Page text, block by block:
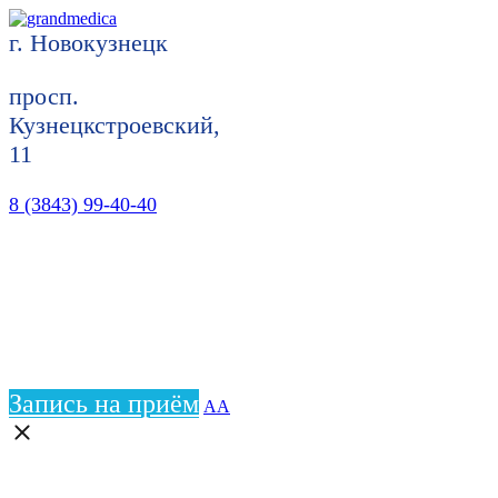
г. Новокузнецк
просп.
Кузнецкстроевский,
11
8 (3843) 99-40-40
Запись на приём АА